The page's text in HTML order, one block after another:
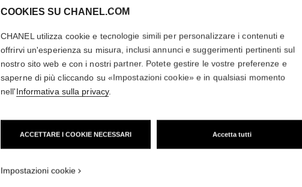
PARIS -
Les Eaux de Chanel –
Più dettagli
COOKIES SU CHANEL.COM
CHANEL utilizza cookie e tecnologie simili per personalizzare i contenuti e
offrirvi un'esperienza su misura, inclusi annunci e suggerimenti pertinenti sul
nostro sito web e con i nostri partner. Potete gestire le vostre preferenze e
saperne di più cliccando su «Impostazioni cookie» e in qualsiasi momento
nell'Informativa sulla privacy.
ACCETTARE I COOKIE NECESSARI Accetta tutti
Impostazioni cookie